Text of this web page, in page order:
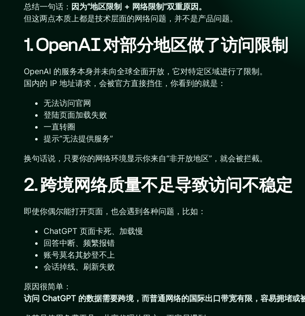
总结一句话： 因为“地区限制 + 网络限制”双重原因。
但这两点本质上都是技术层面的网络问题，并不是产品问题。
1. OpenAI 对部分地区做了访问限制
OpenAI 的服务本身并未向全球全面开放，它对特定区域进行了限制。
国内的 IP 地址请求，会被官方直接挡住，你看到的就是：
无法访问官网
登陆页面加载失败
一直转圈
提示“无法提供服务”
换句话说，只要你的网络环境显示你来自“非开放地区”，就会被拦截。
2. 跨境网络质量不足导致访问不稳定
即使你偶尔能打开页面，也会遇到各种问题，比如：
ChatGPT 页面卡死、加载慢
回答中断、频繁报错
账号莫名其妙登不上
会话掉线、刷新失败
原因很简单：
访问 ChatGPT 的数据需要跨境，而普通网络的国际出口带宽有限，容易拥堵或